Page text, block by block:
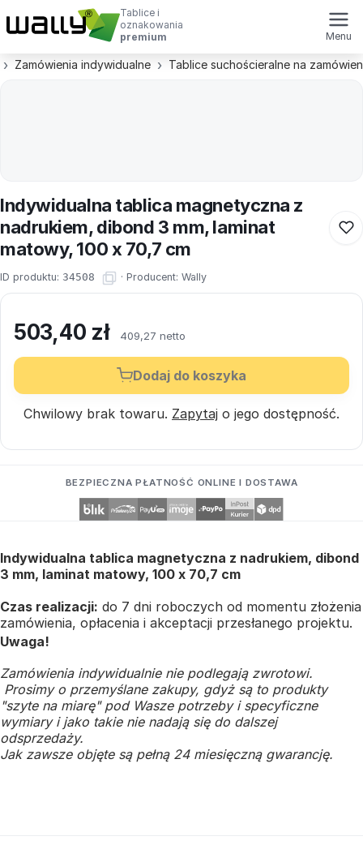
Tablice i
oznakowania
premium
Menu
Zamówienia indywidualne Tablice suchościeralne na
Indywidualna tablica magnetyczna z
nadrukiem, dibond 3 mm, laminat
matowy, 100 x 70,7 cm
ID produktu: 34508 · Producent: Wally
503,40 zł 409,27 netto
Dodaj do koszyka
Chwilowy brak towaru. Zapytaj o jego dostępność.
BEZPIECZNA PŁATNOŚĆ ONLINE I DOSTAWA
Indywidualna tablica magnetyczna z nadrukiem, dibond
3 mm, laminat matowy, 100 x 70,7 cm
Czas realizacji: do 7 dni roboczych od momentu złożenia
zamówienia, opłacenia i akceptacji przesłanego projektu.
Uwaga!
Zamówienia indywidualnie nie podlegają zwrotowi.
Prosimy o przemyślane zakupy, gdyż są to produkty
"szyte na miarę" pod Wasze potrzeby i specyficzne
wymiary i jako takie nie nadają się do dalszej
odsprzedaży.
Jak zawsze objęte są pełną 24 miesięczną gwarancję.